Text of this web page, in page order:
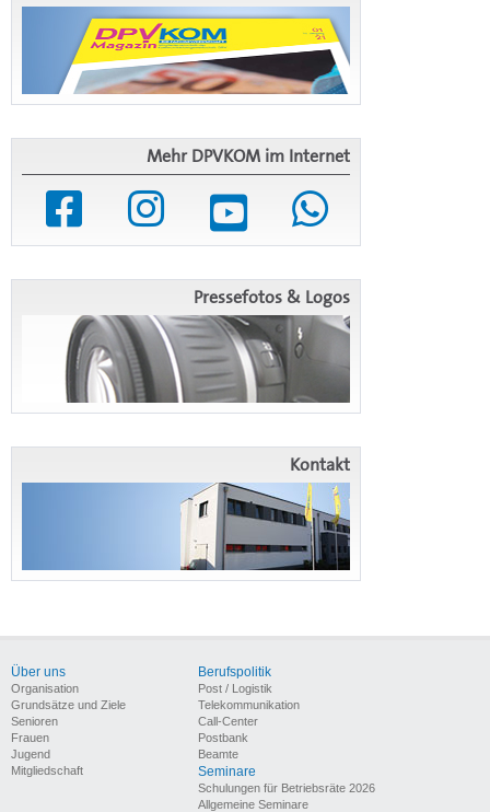
Mehr DPVKOM im Internet
Pressefotos & Logos
Kontakt
Über uns
Organisation
Grundsätze und Ziele
Senioren
Frauen
Jugend
Mitgliedschaft
Berufspolitik
Post / Logistik
Telekommunikation
Call-Center
Postbank
Beamte
Seminare
Schulungen für Betriebsräte 2026
Allgemeine Seminare